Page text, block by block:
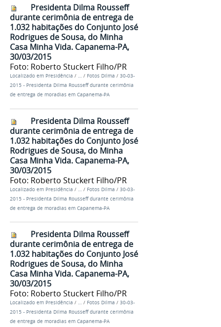
Presidenta Dilma Rousseff
durante cerimônia de entrega de
1.032 habitações do Conjunto José
Rodrigues de Sousa, do Minha
Casa Minha Vida. Capanema-PA,
30/03/2015
Foto: Roberto Stuckert Filho/PR
Localizado em Presidência / … / Fotos Dilma / 30-03-
2015 - Presidenta Dilma Rousseff durante cerimônia
de entrega de moradias em Capanema-PA
Presidenta Dilma Rousseff
durante cerimônia de entrega de
1.032 habitações do Conjunto José
Rodrigues de Sousa, do Minha
Casa Minha Vida. Capanema-PA,
30/03/2015
Foto: Roberto Stuckert Filho/PR
Localizado em Presidência / … / Fotos Dilma / 30-03-
2015 - Presidenta Dilma Rousseff durante cerimônia
de entrega de moradias em Capanema-PA
Presidenta Dilma Rousseff
durante cerimônia de entrega de
1.032 habitações do Conjunto José
Rodrigues de Sousa, do Minha
Casa Minha Vida. Capanema-PA,
30/03/2015
Foto: Roberto Stuckert Filho/PR
Localizado em Presidência / … / Fotos Dilma / 30-03-
2015 - Presidenta Dilma Rousseff durante cerimônia
de entrega de moradias em Capanema-PA